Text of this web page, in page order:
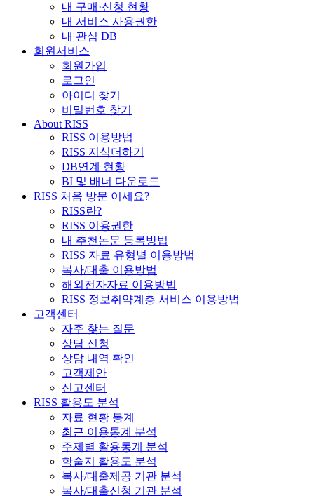
내 구매·신청 현황
내 서비스 사용권한
내 관심 DB
회원서비스
회원가입
로그인
아이디 찾기
비밀번호 찾기
About RISS
RISS 이용방법
RISS 지식더하기
DB연계 현황
BI 및 배너 다운로드
RISS 처음 방문 이세요?
RISS란?
RISS 이용권한
내 추천논문 등록방법
RISS 자료 유형별 이용방법
복사/대출 이용방법
해외전자자료 이용방법
RISS 정보취약계층 서비스 이용방법
고객센터
자주 찾는 질문
상담 신청
상담 내역 확인
고객제안
신고센터
RISS 활용도 분석
자료 현황 통계
최근 이용통계 분석
주제별 활용통계 분석
학술지 활용도 분석
복사/대출제공 기관 분석
복사/대출신청 기관 분석